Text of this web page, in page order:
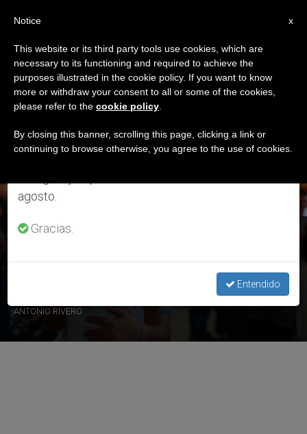
ETIQUETA
Posts Tagged ‘abad’
ÚLTIMAS NOTICIAS
Evangelio del 6 de septiembre: Reflexión del padre Antonio
ANTONIO RIVERO
×
Aviso importante
Del 27 de julio al 7 de agosto haremos la pausa
anual, aprovechando que en el periodo de verano
se generan menos informaciones y también el
agosto.
Gracias.
Entendido
x
Notice
This website or its third party tools use cookies, which are
necessary to its functioning and required to achieve the
purposes illustrated in the cookie policy. If you want to know
more or withdraw your consent to all or some of the cookies,
please refer to the cookie policy
By closing this banner, scrolling this page, clicking a link or
continuing to browse otherwise, you agree to the use of cookies.